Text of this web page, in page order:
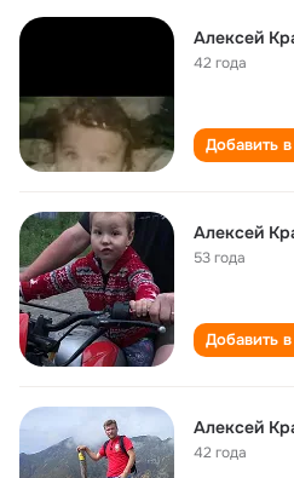
Алексей
42 года
Добавить
Алексей
53 года
Добавить
Алексей
42 года